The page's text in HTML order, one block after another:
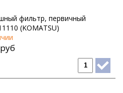
фильтр, первичный
(KOMATSU)